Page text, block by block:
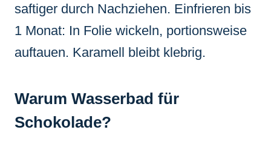
saftiger durch Nachziehen. Einfrieren bis
1 Monat: In Folie wickeln, portionsweise
auftauen. Karamell bleibt klebrig.
Warum Wasserbad für
Schokolade?